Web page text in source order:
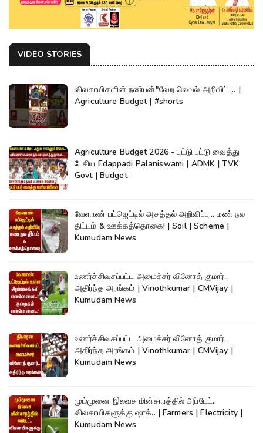
VIDEO STORIES
விவசாயிகளின் நண்பன்"வேற லெவல் அறிவிப்பு.. |
Agriculture Budget | #shorts
Agriculture Budget 2026 - புட்டு புட்டு வைத்து
பேசிய Edappadi Palaniswami | ADMK | TVK
Govt | Budget
வேளாண் பட்ஜெட்டில் அசத்தல் அறிவிப்பு... மண் நல
திட்டம் & ஊக்கத்தொகை! | Soil | Scheme |
Kumudam News
உணர்ச்சிவசப்பட்ட அமைச்சர் வினோத் குமார்..
அதிர்ந்த அரங்கம் | Vinothkumar | CMVijay |
Kumudam News
உணர்ச்சிவசப்பட்ட அமைச்சர் வினோத் குமார்..
அதிர்ந்த அரங்கம் | Vinothkumar | CMVijay |
Kumudam News
மும்முனை இலவச மின்சாரத்தில் அப்டேட்..
விவசாயிகளுக்கு ஷாக்.. | Farmers | Electricity |
Kumudam News